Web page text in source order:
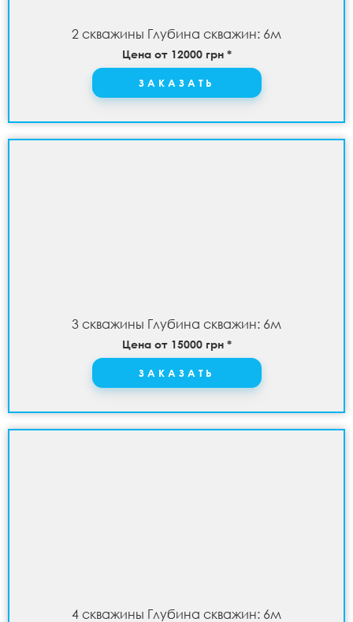
2 скважины Глубина скважин: 6м
Цена от 12000 грн *
ЗАКАЗАТЬ
3 скважины Глубина скважин: 6м
Цена от 15000 грн *
ЗАКАЗАТЬ
4 скважины Глубина скважин: 6м